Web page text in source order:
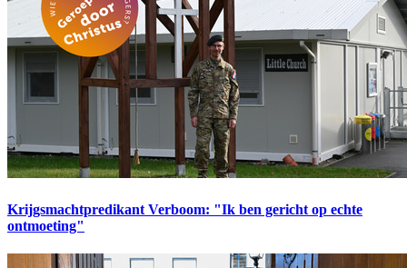
Krijgsmachtpredikant Verboom: "Ik ben gericht op echte
ontmoeting"